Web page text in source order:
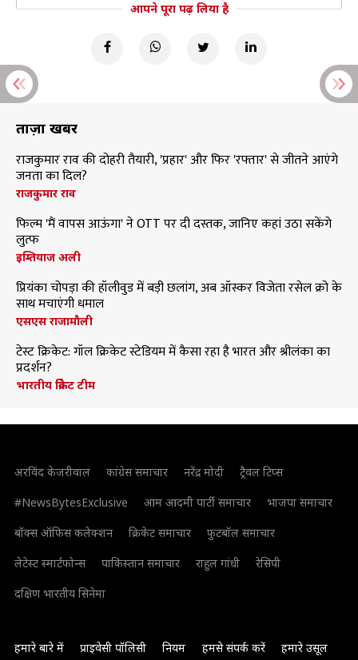
आपने पूरा पढ़ लिया है
ताज़ा खबरें
राजकुमार राव की दोहरी तैयारी, 'प्रहार' और फिर 'रफ्तार' से जीतने आएंगे
जनता का दिल?
राजकुमार राव
फिल्म 'मैं वापस आऊंगा' ने OTT पर दी दस्तक, जानिए कहां उठा सकेंगे
लुत्फ
इम्तियाज अली
प्रियंका चोपड़ा की हॉलीवुड में बड़ी छलांग, अब ऑस्कर विजेता रसेल क्रो के
साथ मचाएंगी धमाल
एसएस राजामौली
टेस्ट क्रिकेट: गॉल क्रिकेट स्टेडियम में कैसा रहा है भारत और श्रीलंका का
प्रदर्शन?
भारतीय क्रिकेट टीम
अरविंद केजरीवाल कांग्रेस समाचार नरेंद्र मोदी
ट्रैवल टिप्स
#NewsBytesExclusive
आम आदमी पार्टी समाचार
भाजपा समाचार
बॉक्स ऑफिस कलेक्शन
क्रिकेट समाचार
फुटबॉल समाचार
लेटेस्ट स्मार्टफोन्स
पाकिस्तान समाचार राहुल गांधी
रेसिपी
दक्षिण भारतीय सिनेमा
हमारे बारे में प्राइवेसी पॉलिसी नियम हमसे संपर्क करें हमारे उसूल